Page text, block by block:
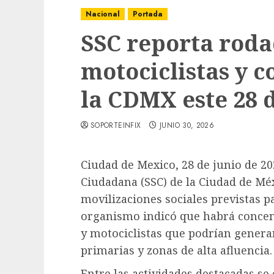
Nacional Portada
SSC reporta
motociclistas y
la CDMX este 28
SOPORTEINFIX JUNIO 30, 2026
Ciudad de Mexico, 28 de junio de
Ciudadana (SSC) de la Ciudad de
movilizaciones sociales previstas
organismo indicó que habrá
y motociclistas que podrían
primarias y zonas de alta afluencia.